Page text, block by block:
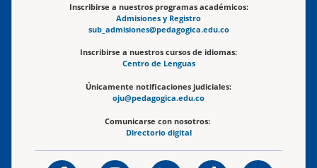
Inscribirse a nuestros programas académicos:
Admisiones y Registro
sub_admisiones@pedagogica.edu.co
Inscribirse a nuestros cursos de idiomas:
Centro de Lenguas
Únicamente notificaciones judiciales:
oju@pedagogica.edu.co
Comunicarse con nosotros:
Directorio digital